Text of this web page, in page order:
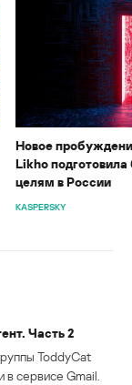
Новое
Likho
целям в России
KASPERSKY
Часть 2
ToddyCat
сервисе Gmail.